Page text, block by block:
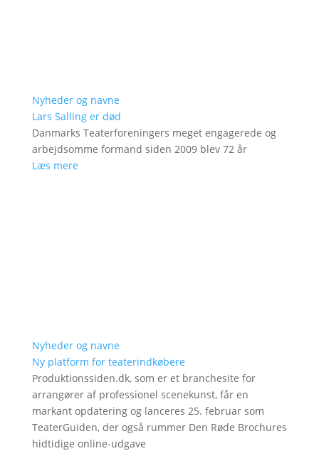
Nyheder og navne
Lars Salling er død
Danmarks Teaterforeningers meget engagerede og
arbejdsomme formand siden 2009 blev 72 år
Læs mere
Nyheder og navne
Ny platform for teaterindkøbere
Produktionssiden.dk, som er et branchesite for
arrangører af professionel scenekunst, får en
markant opdatering og lanceres 25. februar som
TeaterGuiden, der også rummer Den Røde Brochures
hidtidige online-udgave